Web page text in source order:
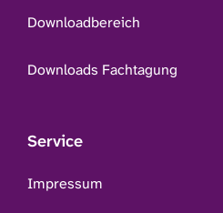
Downloadbereich
Downloads Fachtagung
Service
Impressum